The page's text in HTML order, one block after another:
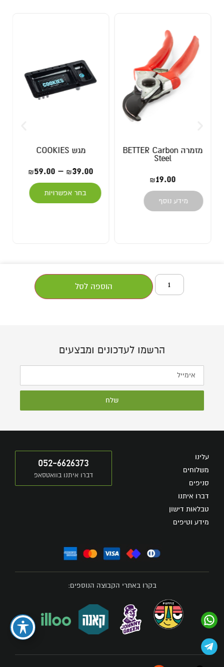
מזמרה BETTER Carbon
Steel
₪19.00
מידע נוסף
מגש COOKIES
₪39.00
–
₪59.00
בחר אפשרויות
הוספה לסל
הרשמו לעדכונים ומבצעים
שלח
עלינו
משלוחים
סניפים
דברו איתנו
טבלאות דישון
מידע וטיפים
052-6626373
דברו איתנו בוואטסאפ
בקרו באתרי הקבוצה הנוספים: